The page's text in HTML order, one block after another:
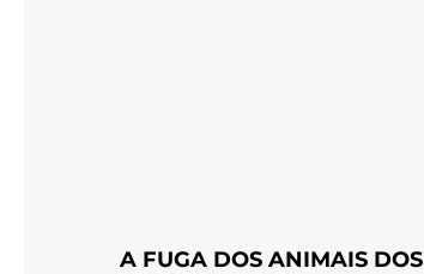
A FUGA DOS ANIMAIS DOS